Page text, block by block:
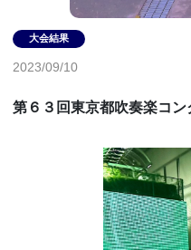
2023/09/10
第６３回東京都吹奏楽コ